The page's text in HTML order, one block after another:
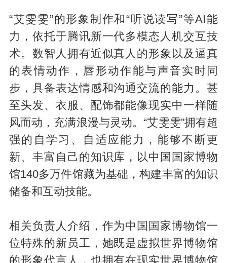
“艾雯雯”的形象制作和“听说读写”等AI能
力，依托于腾讯新一代多模态人机交互技
术。数智人拥有近似真人的形象以及逼真
的表情动作，唇形动作能与声音实时同
步，具备表达情感和沟通交流的能力。甚
至头发、衣服、配饰都能像现实中一样随
风而动，充满浪漫与灵动。“艾雯雯”拥有超
强的自学习、自适应能力，能够不断更
新、丰富自己的知识库，以中国国家博物
馆140多万件馆藏为基础，构建丰富的知识
储备和互动技能。
相关负责人介绍，作为中国国家博物馆一
位特殊的新员工，她既是虚拟世界博物馆
的形象代言人，也拥有在现实世界博物馆